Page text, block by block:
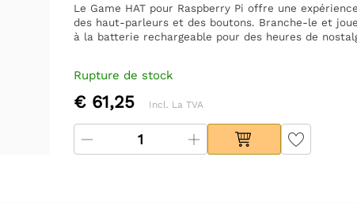
Le Game HAT pour Raspberry Pi offre une
des haut-parleurs et des boutons. Branche-le et
à la batterie rechargeable pour des heures de
Rupture de stock
€ 61,25 Incl. La TVA